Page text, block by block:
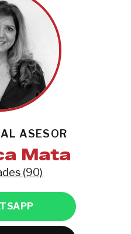
ASESOR
Mata
(90)